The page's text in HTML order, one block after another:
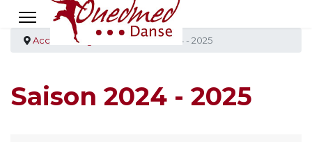
Accueil Saison 2024 - 2025
Saison 2024 - 2025